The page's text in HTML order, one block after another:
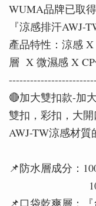
WUMA品牌已取
『涼感排汗AWJ-
產品特性：涼感
層 X 微濕感 X
🔴加大雙扣款-加
雙扣，彩扣，大
AWJ-TW涼感材
📌防水層成分：
100%
📌口袋乾爽層：